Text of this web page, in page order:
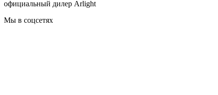
официальный дилер Arlight
Мы в соцсетях